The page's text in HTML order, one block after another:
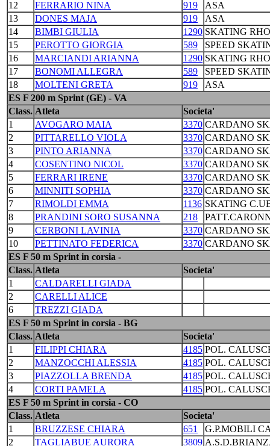
12 FERRARIO NINA 919
ASA
13
DONES MAJA 919
ASA
14
BIMBI GIULIA 1290 SKATING RHO
15
PEROTTO GIORGIA 589
SPEED
16
MARCIANDI ARIANNA 1290 SKATING RHO
17
BONOMI ALLEGRA 589
SPEED
18
MOLTENI GRETA 919
ASA
ES F 200 m Sprint (GE) - VA
Class. Atleta
Societa'
1
AVOGARO MAIA 3370 CARDANO
2
PITTARELLO VIOLA 3370 CARDANO
3
PINTO ARIANNA 3370 CARDANO
4
COSENTINO NICOL 3370 CARDANO
5
FERRARI IRENE 3370 CARDANO
6
MINNITI SOPHIA 3370 CARDANO
7
RIMOLDI EMMA 1136 SKATING
8
PRANDINI SORO SUSANNA 218
9
CERBONI LAVINIA 3370 CARDANO
10
PETTINATO FEDERICA 3370 CARDANO
ES F 50 m Sprint in corsia -
Class. Atleta
Societa'
1
CALDARELLI GIADA
2
CARELLI ALICE
6
TREZZI GIADA
ES F 50 m Sprint in corsia - BG
Class. Atleta
Societa'
1
FILIPPI CHIARA 4185 POL.
2
MANZOCCHI ALESSIA 4185 POL.
3
PIAZZOLLA BRENDA 4185 POL.
4
CORTI PAMELA 4185 POL.
ES F 50 m Sprint in corsia - CO
Class. Atleta
Societa'
1
BRUZZESE CHIARA 651
G.P.MOBILI
2
TAGLIABUE AURORA 3809